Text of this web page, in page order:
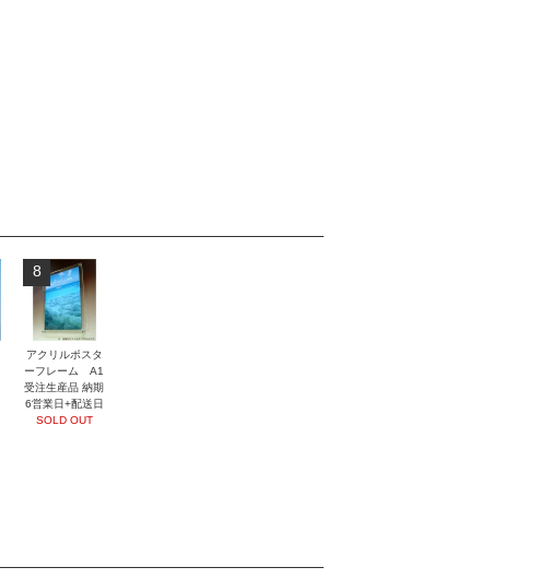
8
アクリルポスタ
ーフレーム A1
受注生産品 納期
6営業日+配送日
SOLD OUT